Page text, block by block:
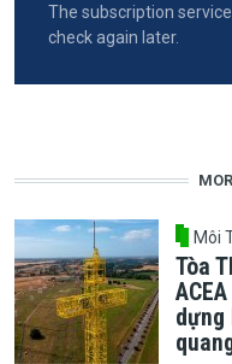
The subscription
check again later.
Môi
Tòa
dựng